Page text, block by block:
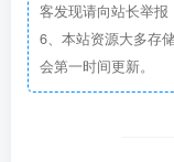
客发现请向站长举报
6、本站资源大多存
会第一时间更新。